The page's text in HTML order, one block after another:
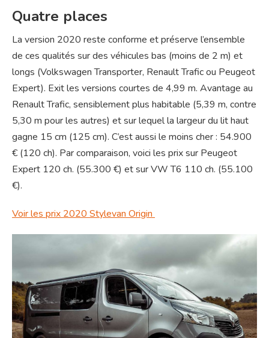
Quatre places
La version 2020 reste conforme et préserve l’ensemble
de ces qualités sur des véhicules bas (moins de 2 m) et
longs (Volkswagen Transporter, Renault Trafic ou Peugeot
Expert). Exit les versions courtes de 4,99 m. Avantage au
Renault Trafic, sensiblement plus habitable (5,39 m, contre
5,30 m pour les autres) et sur lequel la largeur du lit haut
gagne 15 cm (125 cm). C’est aussi le moins cher : 54.900
€ (120 ch). Par comparaison, voici les prix sur Peugeot
Expert 120 ch. (55.300 €) et sur VW T6 110 ch. (55.100
€).
Voir les prix 2020 Stylevan Origin